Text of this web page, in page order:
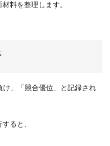
料を整理します。
」「競合優位」と記録され
ると、